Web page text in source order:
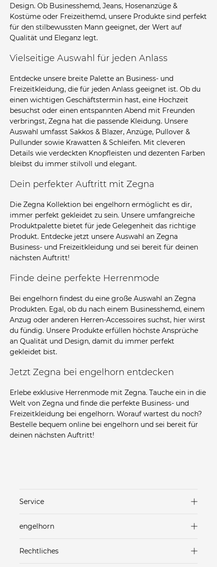
Design. Ob Businesshemd, Jeans, Hosenanzüge &
Kostüme oder Freizeithemd, unsere Produkte sind perfekt
für den stilbewussten Mann geeignet, der Wert auf
Qualität und Eleganz legt.
Vielseitige Auswahl für jeden Anlass
Entdecke unsere breite Palette an Business- und
Freizeitkleidung, die für jeden Anlass geeignet ist. Ob du
einen wichtigen Geschäftstermin hast, eine Hochzeit
besuchst oder einen entspannten Abend mit Freunden
verbringst, Zegna hat die passende Kleidung. Unsere
Auswahl umfasst Sakkos & Blazer, Anzüge, Pullover &
Pullunder sowie Krawatten & Schleifen. Mit cleveren
Details wie verdeckten Knopfleisten und dezenten Farben
bleibst du immer stilvoll und elegant.
Dein perfekter Auftritt mit Zegna
Die Zegna Kollektion bei engelhorn ermöglicht es dir,
immer perfekt gekleidet zu sein. Unsere umfangreiche
Produktpalette bietet für jede Gelegenheit das richtige
Produkt. Entdecke jetzt unsere Auswahl an Zegna
Business- und Freizeitkleidung und sei bereit für deinen
nächsten Auftritt!
Finde deine perfekte Herrenmode
Bei engelhorn findest du eine große Auswahl an Zegna
Produkten. Egal, ob du nach einem Businesshemd, einem
Anzug oder anderen Herren-Accessoires suchst, hier wirst
du fündig. Unsere Produkte erfüllen höchste Ansprüche
an Qualität und Design, damit du immer perfekt
gekleidet bist.
Jetzt Zegna bei engelhorn entdecken
Erlebe exklusive Herrenmode mit Zegna. Tauche ein in die
Welt von Zegna und finde die perfekte Business- und
Freizeitkleidung bei engelhorn. Worauf wartest du noch?
Bestelle bequem online bei engelhorn und sei bereit für
deinen nächsten Auftritt!
Service
Rücksendungen
engelhorn
Rechtliches